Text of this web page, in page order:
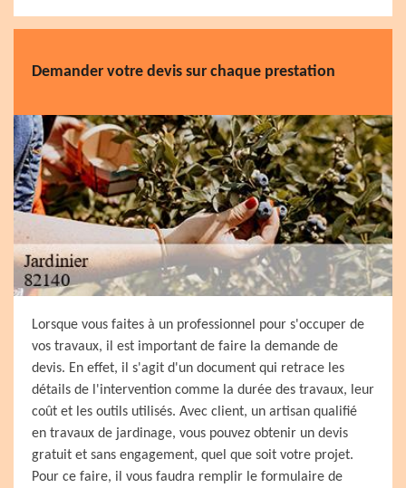
Demander votre devis sur chaque prestation
Lorsque vous faites à un professionnel pour s'occuper de
vos travaux, il est important de faire la demande de
devis. En effet, il s'agit d'un document qui retrace les
détails de l'intervention comme la durée des travaux, leur
coût et les outils utilisés. Avec client, un artisan qualifié
en travaux de jardinage, vous pouvez obtenir un devis
gratuit et sans engagement, quel que soit votre projet.
Pour ce faire, il vous faudra remplir le formulaire de